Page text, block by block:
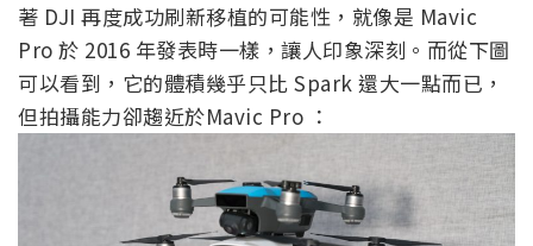
著 DJI 再度成功刷新移植的可能性，就像是 Mavic
Pro 於 2016 年發表時一樣，讓人印象深刻。而從下圖
可以看到，它的體積幾乎只比 Spark 還大一點而已，
但拍攝能力卻趨近於Mavic Pro ：